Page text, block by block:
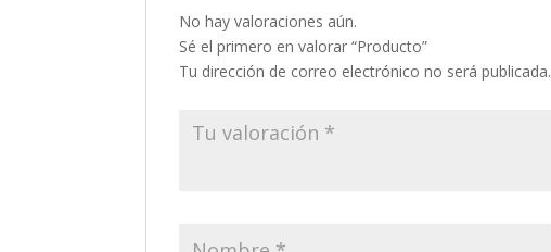
No hay valoraciones aún.
Sé el primero en valorar “Producto”
Tu dirección de correo electrónico no será publicada.